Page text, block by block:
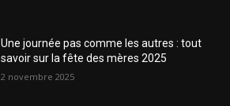
Une journée pas comme les autres : tout
savoir sur la fête des mères 2025
2 novembre 2025